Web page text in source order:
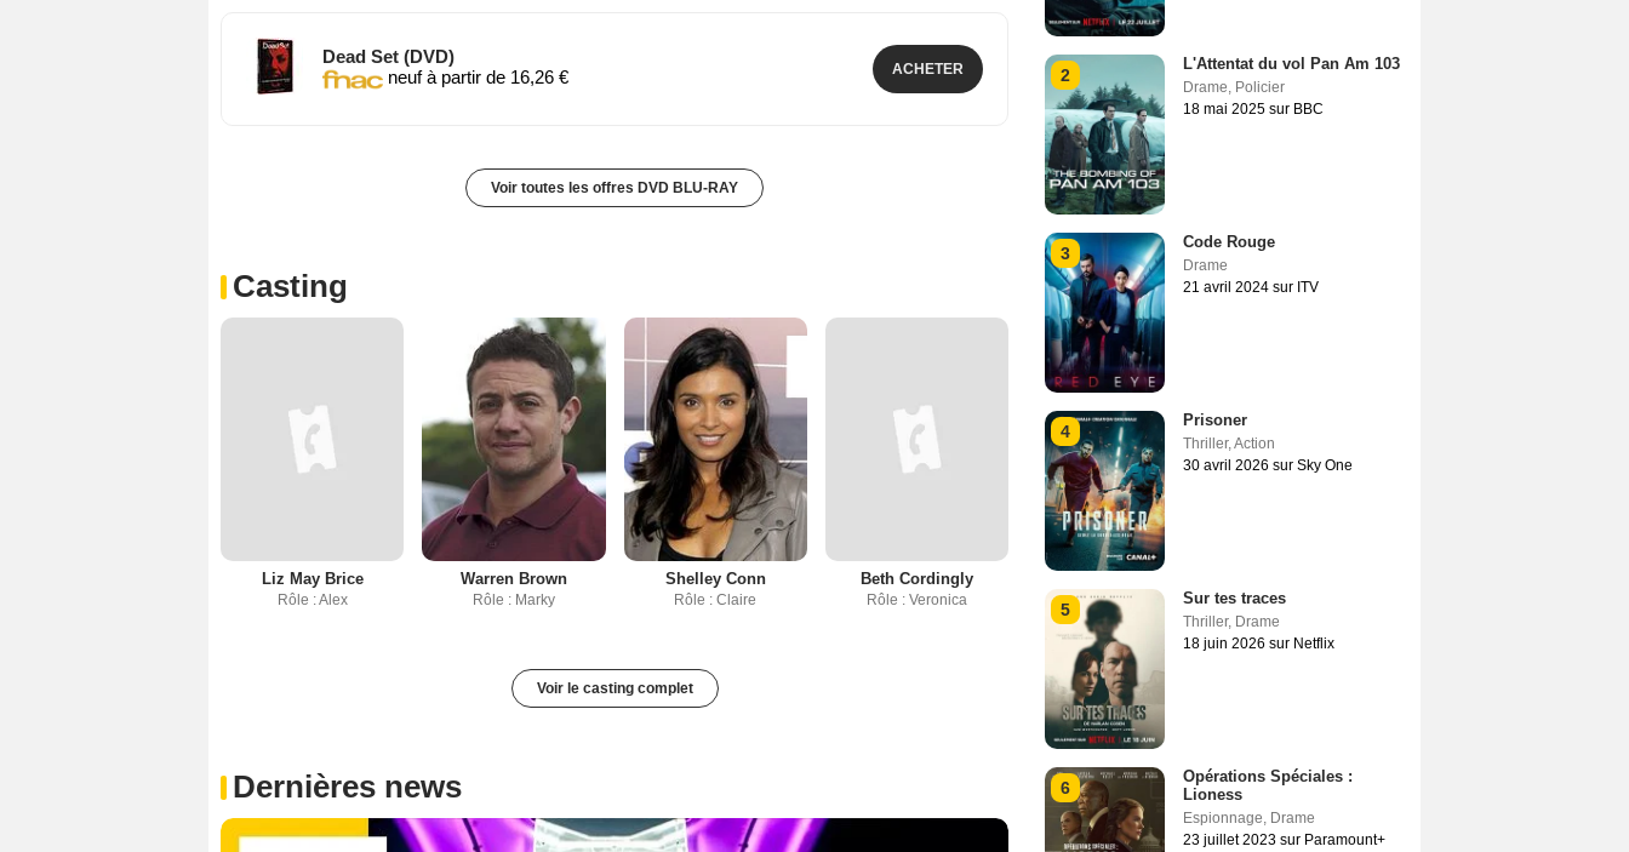
Dead Set (DVD)
neuf à partir de 16,26 €
ACHETER
Voir toutes les offres DVD BLU-RAY
Casting
Liz May Brice
Rôle : Alex
Warren Brown
Rôle : Marky
Shelley Conn
Rôle : Claire
Beth Cordingly
Rôle : Veronica
Voir le casting complet
Dernières news
2
L'Attentat du vol Pan Am 103
Drame, Policier
18 mai 2025 sur BBC
3
Code Rouge
Drame
21 avril 2024 sur ITV
4
Prisoner
Thriller,Action
30 avril 2026 sur Sky One
5
Sur tes traces
Thriller, Drame
18 juin 2026 sur Netflix
6
Opérations Spéciales :
Lioness
Espionnage, Drame
23 juillet 2023 sur Paramount+